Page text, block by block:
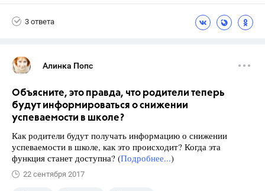
3 ответа
Алинка Попс
Объясните, это правда, что родители теперь
будут информироваться о снижении
успеваемости в школе?
Как родители будут получать информацию о снижении
успеваемости в школе, как это происходит? Когда эта
функция станет доступна? (Подробнее...)
22 сентября 2017